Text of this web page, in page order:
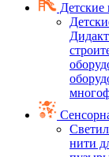
Детские
нити